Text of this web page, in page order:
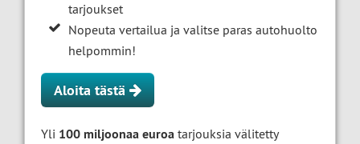
tarjoukset
Nopeuta vertailua ja valitse paras autohuolto
helpommin!
Aloita tästä
Yli 100 miljoonaa euroa tarjouksia välitetty